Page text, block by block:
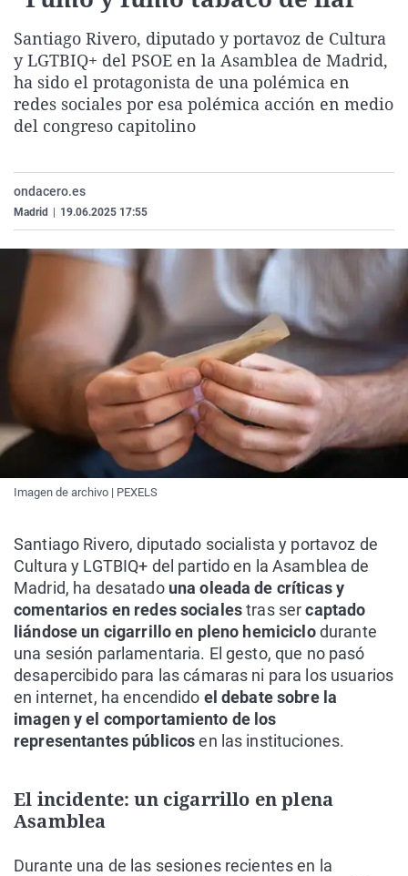
Gente viajera
Como el perro y el
Retornados
Equipo de
Operación Viuda
Galicia
La Rioja
Navarra
Televisión
Elecciones
Santiago Rivero, diputado y portavoz de Cultura
y LGTBIQ+ del PSOE en la Asamblea de Madrid,
ha sido el protagonista de una polémica en
redes sociales por esa polémica acción en medio
del congreso capitolino
ondacero.es
Madrid 19.06.2025 17:55
Imagen de archivo | PEXELS
Santiago Rivero, diputado socialista y portavoz de
Cultura y LGTBIQ+ del partido en la Asamblea de
Madrid, ha desatado una oleada de críticas y
comentarios en redes socialestras sercaptado
liándose un cigarrillo en pleno hemiciclodurante
una sesión parlamentaria. El gesto, que no pasó
desapercibido para las cámaras ni para los usuarios
en internet, ha encendido el debate sobre la
imagen y el comportamiento de los
representantes públicosen las instituciones.
El incidente: un cigarrillo en plena
Asamblea
Durante una de las sesiones recientes en la